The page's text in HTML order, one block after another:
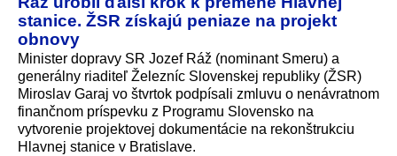
stanice. ŽSR získajú peniaze na projekt
obnovy
Minister dopravy SR Jozef Ráž (nominant Smeru) a
generálny riaditeľ Železníc Slovenskej republiky (ŽSR)
Miroslav Garaj vo štvrtok podpísali zmluvu o nenávratnom
finančnom príspevku z Programu Slovensko na
vytvorenie projektovej dokumentácie na rekonštrukciu
Hlavnej stanice v Bratislave.